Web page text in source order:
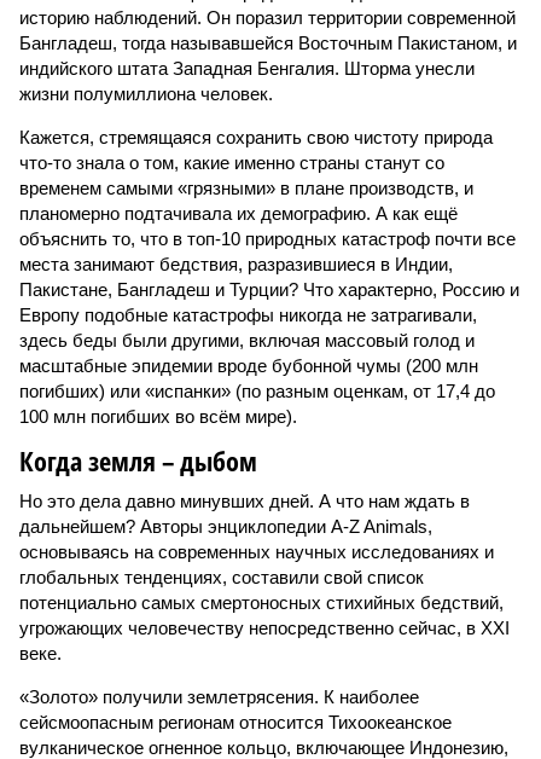
историю наблюдений. Он поразил территории современной
Бангладеш, тогда называвшейся Восточным Пакистаном, и
индийского штата Западная Бенгалия. Шторма унесли
жизни полумиллиона человек.
Кажется, стремящаяся сохранить свою чистоту природа
что-то знала о том, какие именно страны станут со
временем самыми «грязными» в плане производств, и
планомерно подтачивала их демографию. А как ещё
объяснить то, что в топ-10 природных катастроф почти все
места занимают бедствия, разразившиеся в Индии,
Пакистане, Бангладеш и Турции? Что характерно, Россию и
Европу подобные катастрофы никогда не затрагивали,
здесь беды были другими, включая массовый голод и
масштабные эпидемии вроде бубонной чумы (200 млн
погибших) или «испанки» (по разным оценкам, от 17,4 до
100 млн погибших во всём мире).
Когда земля – дыбом
Но это дела давно минувших дней. А что нам ждать в
дальнейшем? Авторы энциклопедии A-Z Animals,
основываясь на современных научных исследованиях и
глобальных тенденциях, составили свой список
потенциально самых смертоносных стихийных бедствий,
угрожающих человечеству непосредственно сейчас, в XXI
веке.
«Золото» получили землетрясения. К наиболее
сейсмоопасным регионам относится Тихоокеанское
вулканическое огненное кольцо, включающее Индонезию,